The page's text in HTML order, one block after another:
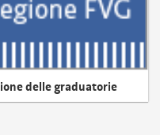
delle graduatorie